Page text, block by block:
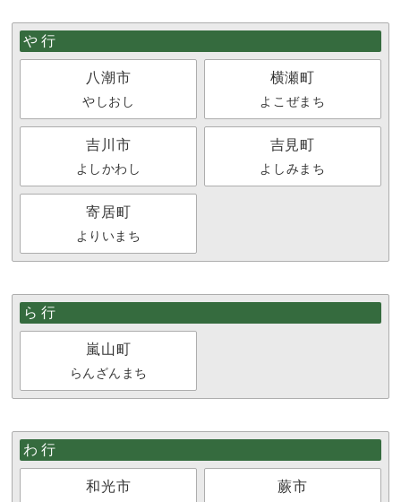
や行
八潮市
やしおし
横瀬町
よこぜまち
吉川市
よしかわし
吉見町
よしみまち
寄居町
よりいまち
ら行
嵐山町
らんざんまち
わ行
和光市 蕨市